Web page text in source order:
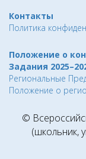
Контакты
Политика
Положение о
Задания
Региональные
Положение о
©
(школьник,